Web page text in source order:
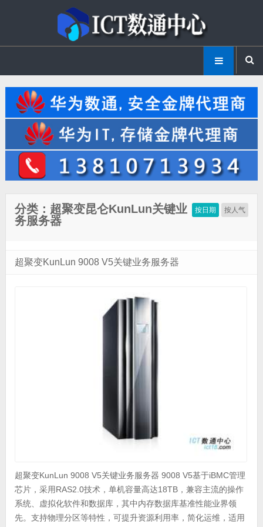
按日期 按人气
分类：超聚变昆仑KunLun关键业
务服务器
超聚变KunLun 9008 V5关键业务服务器
超聚变KunLun 9008 V5关键业务服务器 9008 V5基于iBMC管理
芯片，采用RAS2.0技术，单机容量高达18TB，兼容主流的操作
系统、虚拟化软件和数据库，其中内存数据库基准性能业界领
先。支持物理分区等特性，可提升资源利用率，简化运维，适用